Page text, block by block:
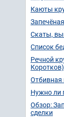
Каюты
Скаты,
Список
Речной
Коротков)
Отбивная
Нужно ли
Обзор:
сделки